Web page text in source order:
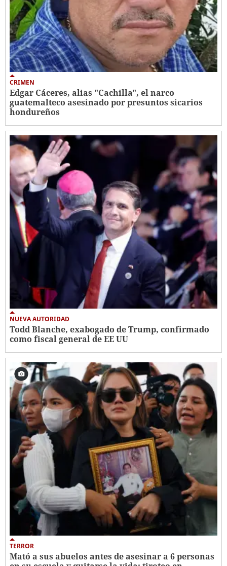
CRIMEN
Edgar Cáceres, alias "Cachilla", el narco
guatemalteco asesinado por presuntos sicarios
hondureños
NUEVA AUTORIDAD
Todd Blanche, exabogado de Trump, confirmado
como fiscal general de EE UU
TERROR
Mató a sus abuelos antes de asesinar a 6 personas